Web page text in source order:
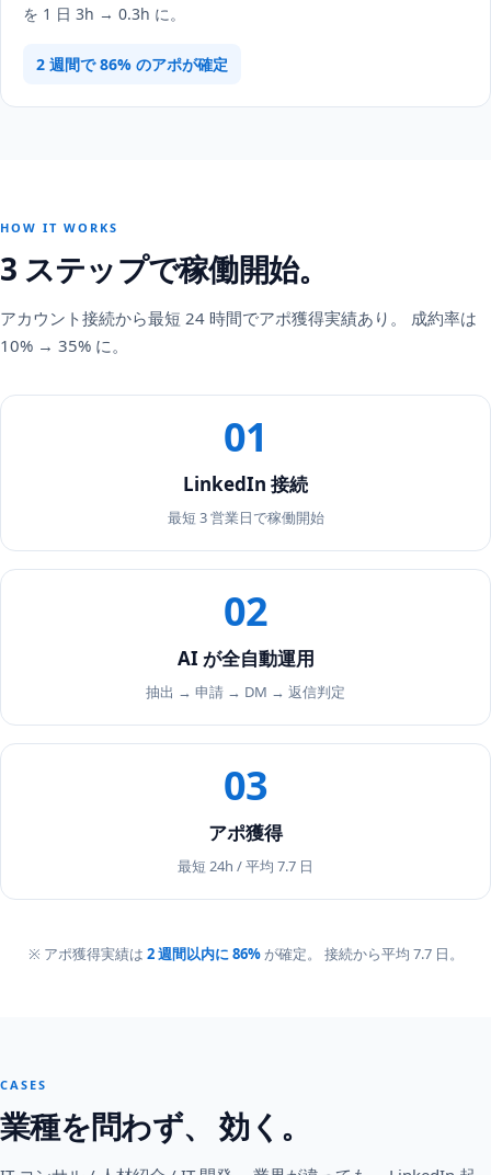
を 1 日 3h → 0.3h に。
2 週間で 86% のアポが確定
HOW IT WORKS
3 ステップで稼働開始。
アカウント接続から最短 24 時間でアポ獲得実績あり。 成約率は
10% → 35% に。
01
LinkedIn 接続
最短 3 営業日で稼働開始
02
AI が全自動運用
抽出 → 申請 → DM → 返信判定
03
アポ獲得
最短 24h / 平均 7.7 日
※ アポ獲得実績は 2 週間以内に 86% が確定。 接続から平均 7.7 日。
CASES
業種を問わず、 効く。